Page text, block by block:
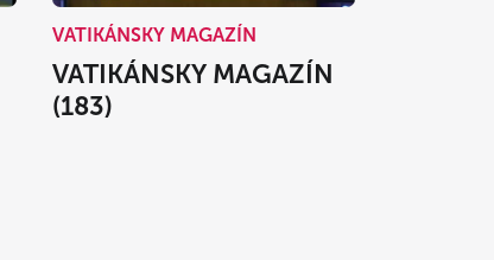
VATIKÁNSKY MAGAZÍN
VATIKÁNSKY MAGAZÍN
(183)